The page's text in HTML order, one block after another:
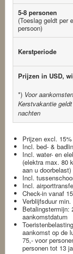
5-8 personen
(Toeslag geldt per
persoon)
Kerstperiode
Prijzen in USD,
*) Voor
Kerstvakantie
nachten
Prijzen excl.
Incl. bed- &
Incl. water- en
(elektra max. 80
aan u doorbelast)
Incl.
Incl.
Check-in vanaf
Verblijfsduur
​Betalingstermijn:
aankomstdatum
aankomst op de
75,- voor
personen tot 13